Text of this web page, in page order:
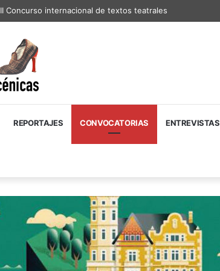
II Concurso internacional de textos teatrales
REPORTAJES CONVOCATORIAS ENTREVISTAS